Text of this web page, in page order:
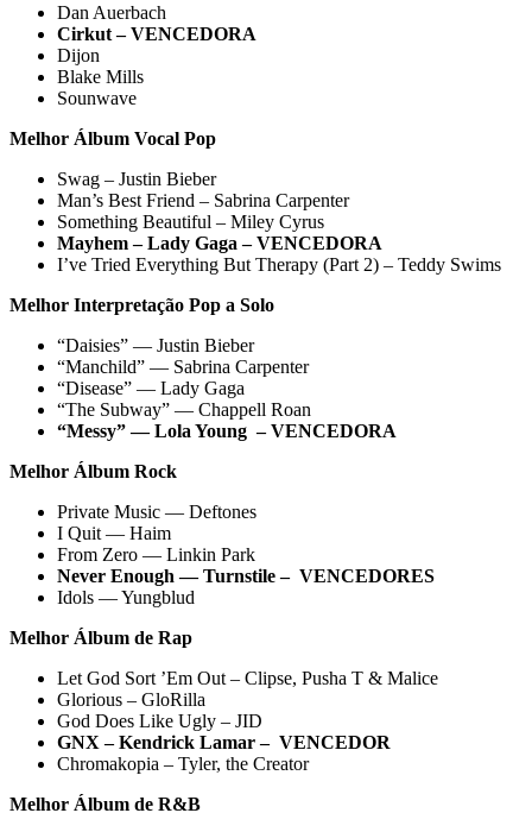
Dan Auerbach
Cirkut – VENCEDORA
Dijon
Blake Mills
Sounwave
Melhor Álbum Vocal Pop
Swag – Justin Bieber
Man’s Best Friend – Sabrina Carpenter
Something Beautiful – Miley Cyrus
Mayhem – Lady Gaga – VENCEDORA
I’ve Tried Everything But Therapy (Part 2) – Teddy Swims
Melhor Interpretação Pop a Solo
“Daisies” — Justin Bieber
“Manchild” — Sabrina Carpenter
“Disease” — Lady Gaga
“The Subway” — Chappell Roan
“Messy” — Lola Young – VENCEDORA
Melhor Álbum Rock
Private Music — Deftones
I Quit — Haim
From Zero — Linkin Park
Never Enough — Turnstile – VENCEDORES
Idols — Yungblud
Melhor Álbum de Rap
Let God Sort ’Em Out – Clipse, Pusha T & Malice
Glorious – GloRilla
God Does Like Ugly – JID
GNX – Kendrick Lamar – VENCEDOR
Chromakopia – Tyler, the Creator
Melhor Álbum de R&B